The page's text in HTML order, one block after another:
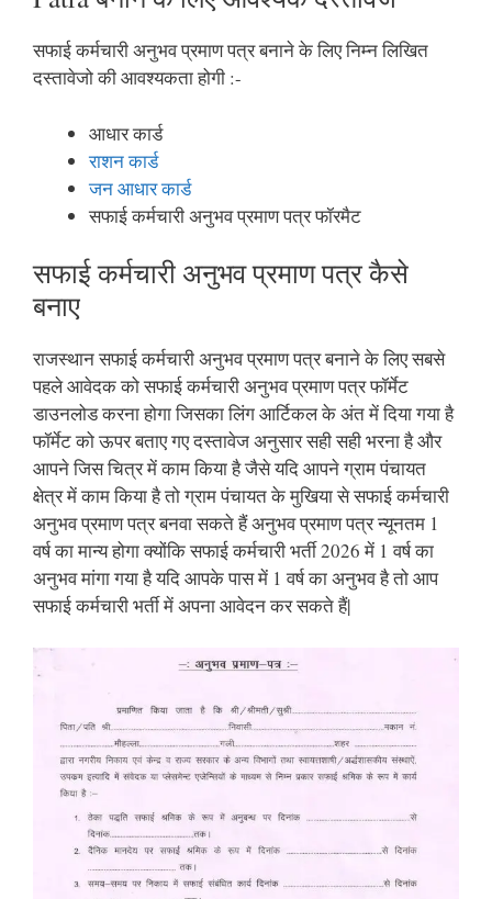
सफाई कर्मचारी अनुभव प्रमाण पत्र बनाने के लिए निम्न लिखित
दस्तावेजो की आवश्यकता होगी :-
आधार कार्ड
राशन कार्ड
जन आधार कार्ड
सफाई कर्मचारी अनुभव प्रमाण पत्र फॉरमैट
सफाई कर्मचारी अनुभव प्रमाण पत्र कैसे
बनाए
राजस्थान सफाई कर्मचारी अनुभव प्रमाण पत्र बनाने के लिए सबसे
पहले आवेदक को सफाई कर्मचारी अनुभव प्रमाण पत्र फॉर्मेट
डाउनलोड करना होगा जिसका लिंग आर्टिकल के अंत में दिया गया है
फॉर्मेट को ऊपर बताए गए दस्तावेज अनुसार सही सही भरना है और
आपने जिस चित्र में काम किया है जैसे यदि आपने ग्राम पंचायत
क्षेत्र में काम किया है तो ग्राम पंचायत के मुखिया से सफाई कर्मचारी
अनुभव प्रमाण पत्र बनवा सकते हैं अनुभव प्रमाण पत्र न्यूनतम 1
वर्ष का मान्य होगा क्योंकि सफाई कर्मचारी भर्ती 2026 में 1 वर्ष का
अनुभव मांगा गया है यदि आपके पास में 1 वर्ष का अनुभव है तो आप
सफाई कर्मचारी भर्ती में अपना आवेदन कर सकते हैं|